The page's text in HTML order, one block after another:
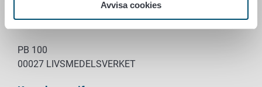
Avvisa cookies
LIVSMEDELSVERKET
PB 100
00027 LIVSMEDELSVERKET